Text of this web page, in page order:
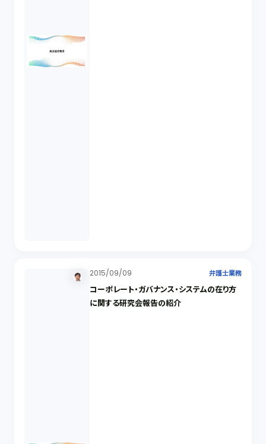
2015/09/09 弁護士業務
コーポレート・ガバナンス・システムの在り方
に関する研究会報告の紹介